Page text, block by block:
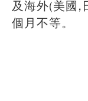
及海外(美國,
個月不等。